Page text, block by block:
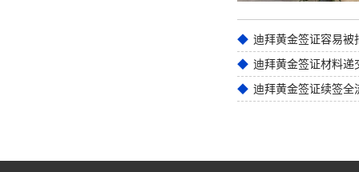
迪拜黄金签证材料递
迪拜黄金签证续签全